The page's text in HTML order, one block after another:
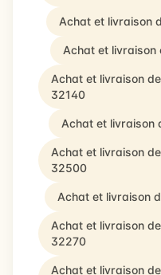
Achat et livraison
Achat et livraison
Achat et livraison
32140
Achat et livraison
Achat et livraison
32500
Achat et livraison
Achat et livraison
32270
Achat et livraison